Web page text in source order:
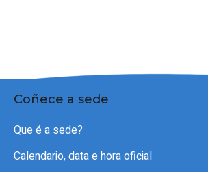
Coñece a sede
Que é a sede?
Calendario, data e hora oficial